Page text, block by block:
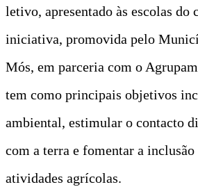
letivo, apresentado às escolas do
iniciativa, promovida pelo
Mós, em parceria com o
tem como principais objetivos
ambiental, estimular o contacto
com a terra e fomentar a
atividades agrícolas.